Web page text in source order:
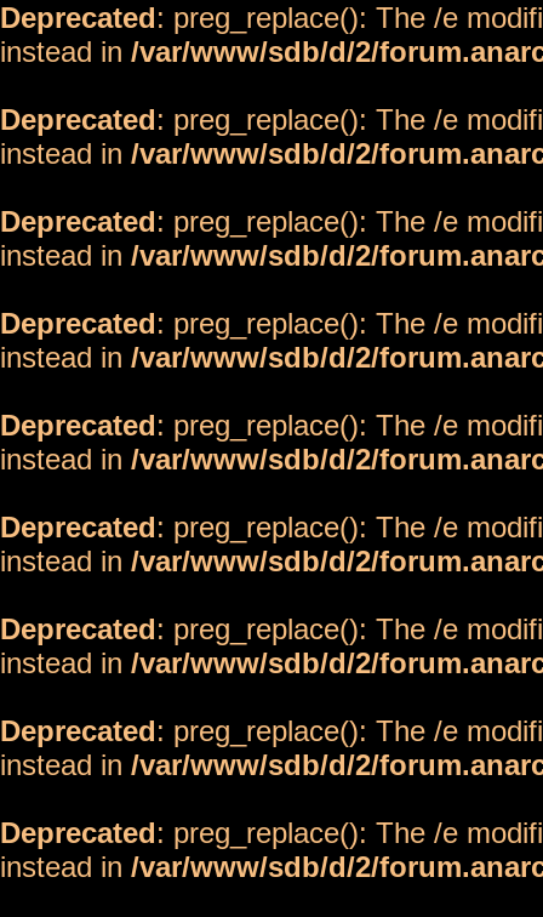
Deprecated: preg_replace(): The /e
instead in /var/www/sdb/d/2/
Deprecated: preg_replace(): The /e
instead in /var/www/sdb/d/2/
Deprecated: preg_replace(): The /e
instead in /var/www/sdb/d/2/
Deprecated: preg_replace(): The /e
instead in /var/www/sdb/d/2/
Deprecated: preg_replace(): The /e
instead in /var/www/sdb/d/2/
Deprecated: preg_replace(): The /e
instead in /var/www/sdb/d/2/
Deprecated: preg_replace(): The /e
instead in /var/www/sdb/d/2/
Deprecated: preg_replace(): The /e
instead in /var/www/sdb/d/2/
Deprecated: preg_replace(): The /e
instead in /var/www/sdb/d/2/